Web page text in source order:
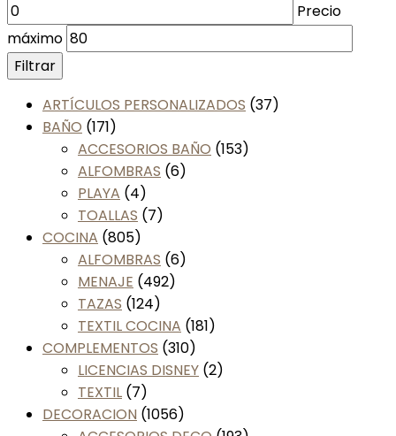
Precio
máximo
Filtrar
ARTÍCULOS PERSONALIZADOS (37)
BAÑO (171)
ACCESORIOS BAÑO (153)
ALFOMBRAS (6)
PLAYA (4)
TOALLAS (7)
COCINA (805)
ALFOMBRAS (6)
MENAJE (492)
TAZAS (124)
TEXTIL COCINA (181)
COMPLEMENTOS (310)
LICENCIAS DISNEY (2)
TEXTIL (7)
DECORACION (1056)